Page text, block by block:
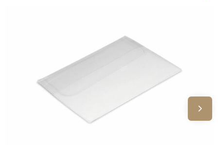
Verjaardagen
Voetbal, EK en WK